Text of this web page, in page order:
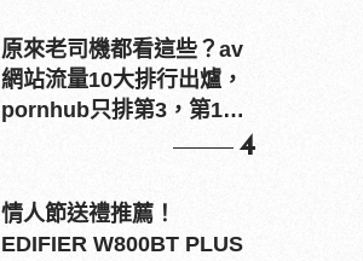
原來老司機都看這些？av
網站流量10大排行出爐，
pornhub只排第3，第1名
4
情人節送禮推薦！
EDIFIER W800BT PLUS